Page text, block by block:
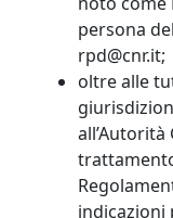
persona
rpd@cnr.it;
oltre alle
indicazioni